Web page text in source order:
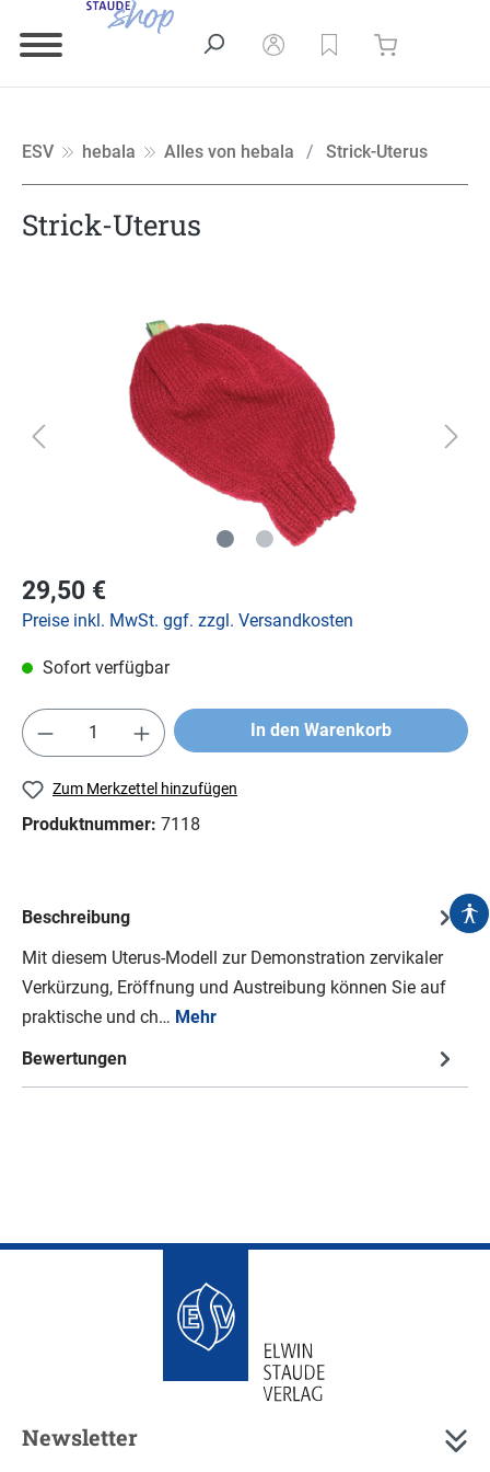
ESV hebala Alles von hebala Strick-Uterus
Strick-Uterus
29,50 €
Preise inkl. MwSt. ggf. zzgl. Versandkosten
Sofort verfügbar
In den Warenkorb
Zum Merkzettel hinzufügen
Produktnummer: 7118
Beschreibung
Mit diesem Uterus-Modell zur Demonstration zervikaler
Verkürzung, Eröffnung und Austreibung können Sie auf
praktische und ch… Mehr
Bewertungen
Newsletter